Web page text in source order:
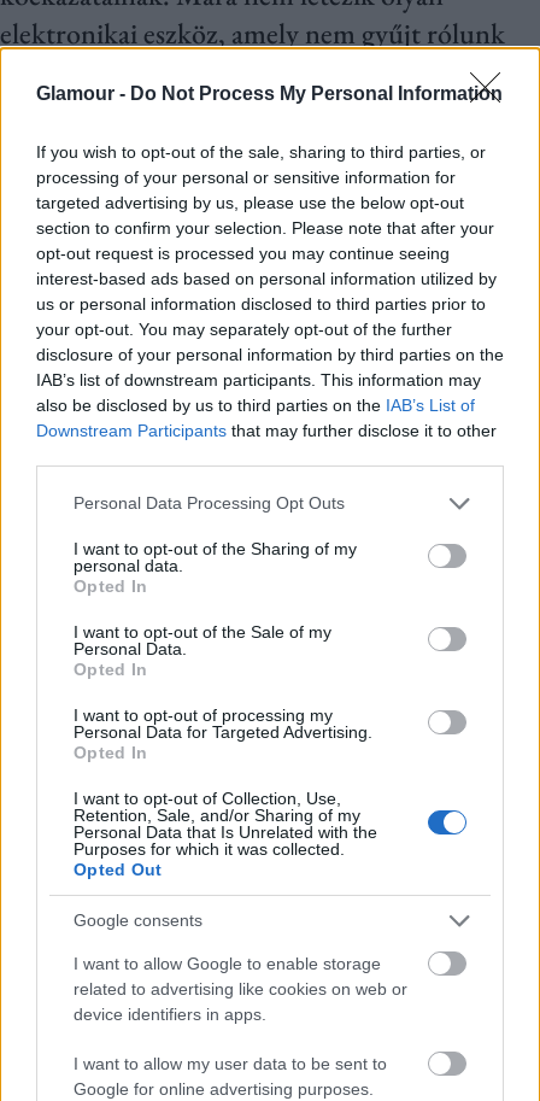
Glamour - Do Not Process My Personal Information
If you wish to opt-out of the sale, sharing to third parties, or
processing of your personal or sensitive information for
targeted advertising by us, please use the below opt-out
section to confirm your selection. Please note that after your
opt-out request is processed you may continue seeing
interest-based ads based on personal information utilized by
us or personal information disclosed to third parties prior to
your opt-out. You may separately opt-out of the further
disclosure of your personal information by third parties on the
IAB’s list of downstream participants. This information may
also be disclosed by us to third parties on the IAB’s List of
Downstream Participants that may further disclose it to other
Please note that this website/app uses one or more Google
not limited to your visit or usage behaviour. You may click to
grant or deny consent to Google and its third-party tags to
use your data for below specified purposes in below Google
consent section.
Personal Data Processing Opt Outs
I want to opt-out of the Sharing of my
personal data.
Opted In
I want to opt-out of the Sale of my
Personal Data.
Opted In
I want to opt-out of processing my
Personal Data for Targeted Advertising.
Opted In
I want to opt-out of Collection, Use,
Retention, Sale, and/or Sharing of my
Personal Data that Is Unrelated with the
Purposes for which it was collected.
Opted Out
Google consents
I want to allow Google to enable storage
related to advertising like cookies on web or
device identifiers in apps.
I want to allow my user data to be sent to
Google for online advertising purposes.
elektronikai eszköz, amely nem gyűjt rólunk
adathalászat ellen?
Létezik egy állítás, amely szerint a telefonunk, az
okosóránk, a laptopunk, az okostelevízió és
minden hasonló eszköz 0-24 órában adatokat
gyűjt rólunk. Bizakodva kérdezzük Dr. Bokor
Tamást, a Corvinus Egyetem Marketing- és
Kommunikációtudományi Intézetének docensét
arról, valóban az adatvadászok áldozataiként
élünk-e.
Adatvadászok hálójában
További cikkeink